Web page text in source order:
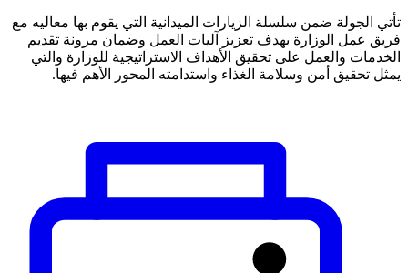
تأتي الجولة ضمن سلسلة الزيارات الميدانية التي يقوم بها معاليه مع
فريق عمل الوزارة بهدف تعزيز آليات العمل وضمان مرونة تقديم
الخدمات والعمل على تحقيق الأهداف الاستراتيجية للوزارة والتي
يمثل تحقيق أمن وسلامة الغذاء واستدامته المحور الأهم فيها.